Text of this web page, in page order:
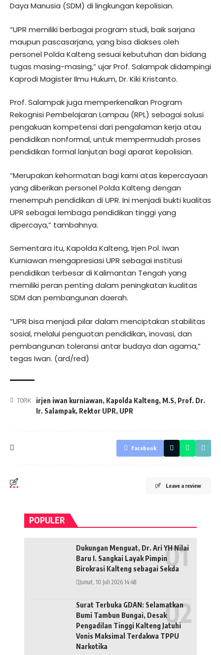
Daya Manusia (SDM) di lingkungan kepolisian.
“UPR memiliki berbagai program studi, baik sarjana
maupun pascasarjana, yang bisa diakses oleh
personel Polda Kalteng sesuai kebutuhan dan bidang
tugas masing-masing,” ujar Prof. Salampak didampingi
Kaprodi Magister Ilmu Hukum, Dr. Kiki Kristanto.
Prof. Salampak juga memperkenalkan Program
Rekognisi Pembelajaran Lampau (RPL) sebagai solusi
pengakuan kompetensi dari pengalaman kerja atau
pendidikan nonformal, untuk mempermudah proses
pendidikan formal lanjutan bagi aparat kepolisian.
“Merupakan kehormatan bagi kami atas kepercayaan
yang diberikan personel Polda Kalteng dengan
menempuh pendidikan di UPR. Ini menjadi bukti kualitas
UPR sebagai lembaga pendidikan tinggi yang
dipercaya,” tambahnya.
Sementara itu, Kapolda Kalteng, Irjen Pol. Iwan
Kurniawan mengapresiasi UPR sebagai institusi
pendidikan terbesar di Kalimantan Tengah yang
memiliki peran penting dalam peningkatan kualitas
SDM dan pembangunan daerah.
“UPR bisa menjadi pilar dalam menciptakan stabilitas
sosial, melalui penguatan pendidikan, inovasi, dan
pembangunan toleransi antar budaya dan agama,”
tegas Iwan. (ard/red)
TOPIK irjen iwan kurniawan, Kapolda Kalteng, M.S, Prof. Dr.
Ir. Salampak, Rektor UPR, UPR
Facebook
Leave a review
POPULER
Dukungan Menguat, Dr. Ari YH Nilai
Baru I. Sangkai Layak Pimpin
Birokrasi Kalteng sebagai Sekda
Jumat, 10 Juli 2026 14:48
Surat Terbuka GDAN: Selamatkan
Bumi Tambun Bungai, Desak
Pengadilan Tinggi Kalteng Jatuhi
Vonis Maksimal Terdakwa TPPU
Narkotika